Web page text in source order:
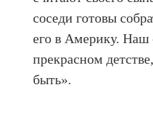
соседи готовы
его в Америку. Наш
прекрасном
быть».